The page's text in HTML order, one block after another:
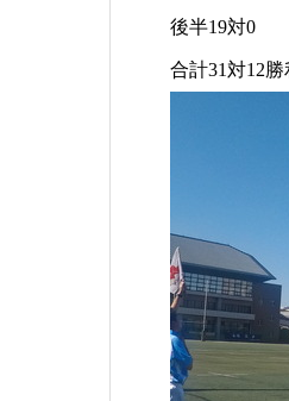
後半19対0
合計31対12勝